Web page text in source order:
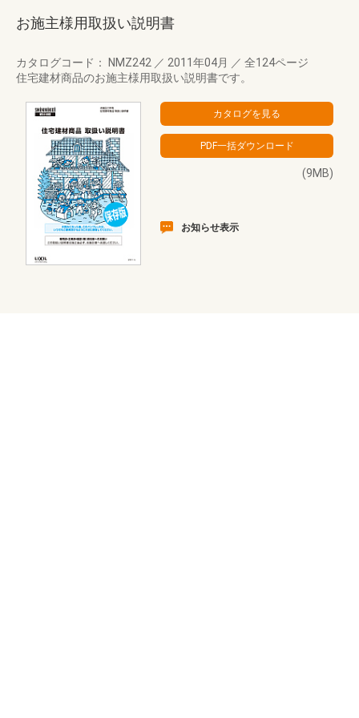
お施主様用取扱い説明書
カタログコード： NMZ242 ／ 2011年04月 ／ 全124ページ
住宅建材商品のお施主様用取扱い説明書です。
(9MB)
お知らせ表示